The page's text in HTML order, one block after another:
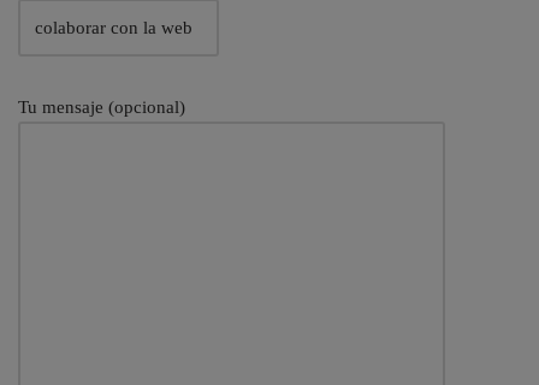
Tu mensaje (opcional)